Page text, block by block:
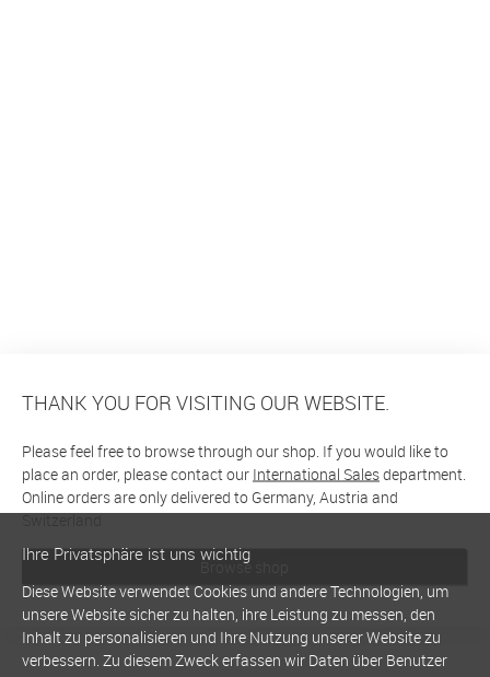
THANK YOU FOR VISITING OUR WEBSITE.
Please feel free to browse through our shop. If you would like to
place an order, please contact our International Salesdepartment.
Online orders are only delivered to Germany, Austria and
Switzerland
Browse shop
Ihre Privatsphäre ist uns wichtig
Diese Website verwendet Cookies und andere Technologien, um
unsere Website sicher zu halten, ihre Leistung zu messen, den
Inhalt zu personalisieren und Ihre Nutzung unserer Website zu
verbessern. Zu diesem Zweck erfassen wir Daten über Benutzer